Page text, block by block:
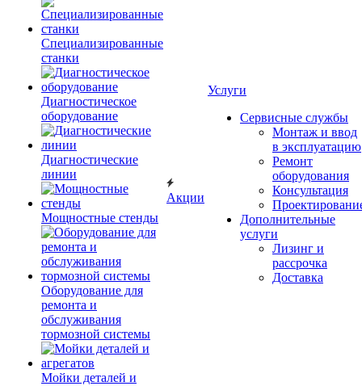
Специализированные
станки
Диагностическое
оборудование
Диагностические
линии
Мощностные стенды
Оборудование для
ремонта и
обслуживания
тормозной системы
Мойки деталей и
Акции
Услуги
Сервисные службы
Монтаж и ввод
в эксплуатацию
Ремонт
оборудования
Консультация
Дополнительные
услуги
Лизинг и
рассрочка
Доставка